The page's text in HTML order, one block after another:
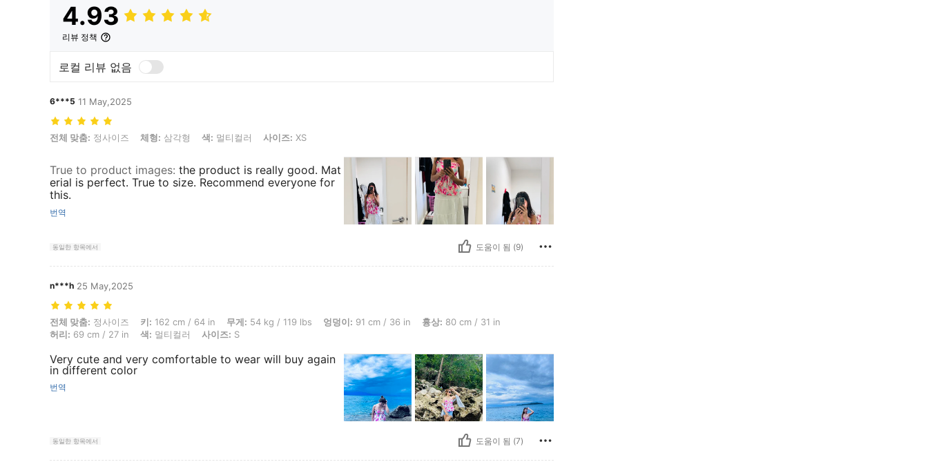
4.93
리뷰 정책
로컬 리뷰 없음
6***5 11 May,2025
전체 맞춤: 정사이즈, 체형: 삼각형, 색: 멀티컬러, 사이즈: XS
전체 맞춤: 정사이즈 체형: 삼각형 색: 멀티컬러 사이즈: XS
True to product images: the product is really good. Mat
erial is perfect. True to size. Recommend everyone for
this.
번역
동일한 항목에서 도움이 됨 (9)
n***h 25 May,2025
전체 맞춤: 정사이즈, 키: 162 cm / 64 in, 무게: 54 kg / 119 lbs, 엉덩이: 91 cm / 36 in, 흉상: 80 cm / 31 in, 허리: 69 cm / 27 in, 색: 멀티컬러, 사이즈: S
전체 맞춤: 정사이즈 키: 162 cm / 64 in 무게: 54 kg / 119 lbs 엉덩이: 91 cm / 36 in 흉상: 80 cm / 31 in
허리: 69 cm / 27 in 색: 멀티컬러 사이즈: S
Very cute and very comfortable to wear will buy again
in different color
번역
동일한 항목에서 도움이 됨 (7)